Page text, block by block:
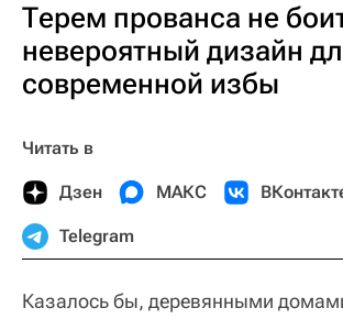
Терем прованса не
невероятный дизайн
современной избы
Читать в
Дзен МАКС
Telegram
Казалось бы, деревянными